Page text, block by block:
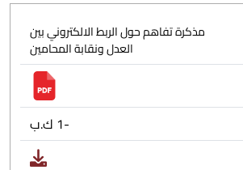
مذكرة تفاهم حول الربط الالكتروني بين
العدل ونقابة المحامين
-1 ك.ب